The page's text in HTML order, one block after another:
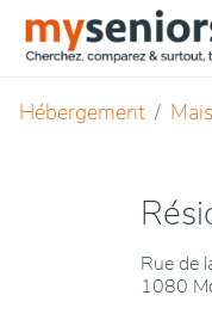
Hébergement
Rue de
1080